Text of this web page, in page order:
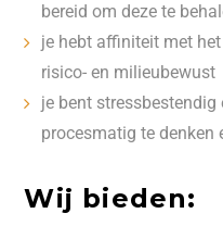
bereid om deze te
je hebt affiniteit met
risico- en milieubewust
je bent
procesmatig te denken
Wij bieden: